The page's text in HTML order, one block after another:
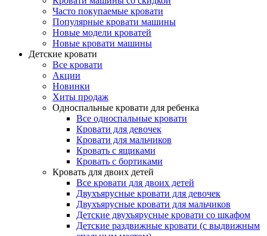
Часто покупаемые кровати
Популярные кровати машины
Новые модели кроватей
Новые кровати машины
Детские кровати
Все кровати
Акции
Новинки
Хиты продаж
Односпальные кровати для ребенка
Все односпальные кровати
Кровати для девочек
Кровати для мальчиков
Кровать с ящиками
Кровать с бортиками
Кровать для двоих детей
Все кровати для двоих детей
Двухъярусные кровати для девочек
Двухъярусные кровати для мальчиков
Детские двухъярусные кровати со шкафом
Детские раздвижные кровати (с выдвижным